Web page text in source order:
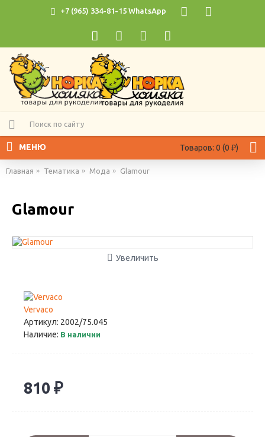
+7 (965) 334-81-15 WhatsApp
Товаров: 0 (0 ₽)
МЕНЮ
Главная Тематика Мода Glamour
Glamour
Увеличить
Vervaco
Артикул: 2002/75.045
Наличие: В наличии
810 ₽